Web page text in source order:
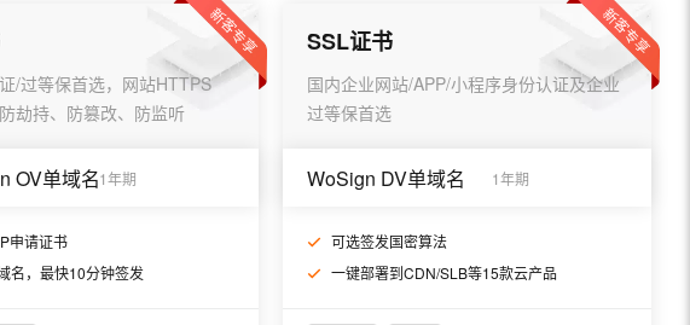
新客专享
/过等保首选，网站HTTPS
劫持、防篡改、防监听
OV单域名1年期
申请证书
名，最快10分钟签发
SSL证书 新客专享
国内企业网站/APP/小程序身份认证及企业
过等保首选
WoSign DV单域名 1年期
可选签发国密算法
一键部署到CDN/SLB等15款云产品